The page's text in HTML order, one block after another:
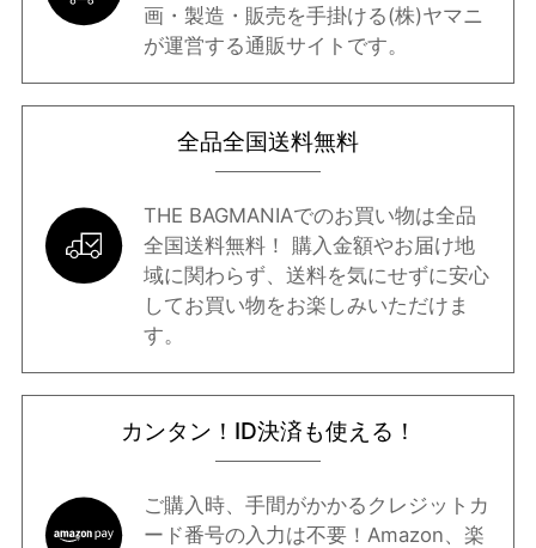
画・製造・販売を手掛ける(株)ヤマニ
が運営する通販サイトです。
全品全国送料無料
THE BAGMANIAでのお買い物は全品
全国送料無料！ 購入金額やお届け地
域に関わらず、送料を気にせずに安心
してお買い物をお楽しみいただけま
す。
カンタン！ID決済も使える！
ご購入時、手間がかかるクレジットカ
ード番号の入力は不要！Amazon、楽